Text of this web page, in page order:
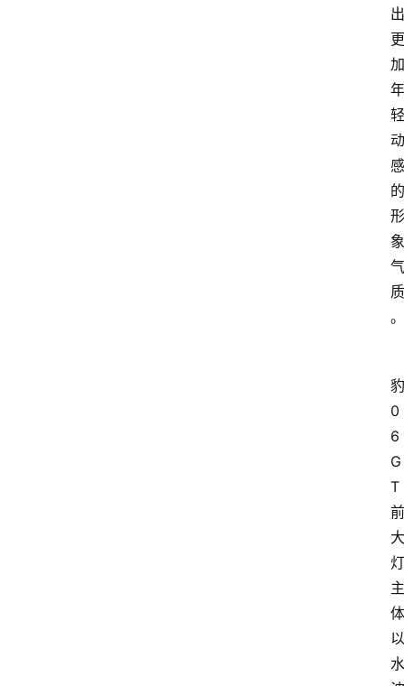
出
更
加
年
轻
动
感
的
形
象
气
质
。
豹
0
6
G
T
前
大
灯
主
体
以
水